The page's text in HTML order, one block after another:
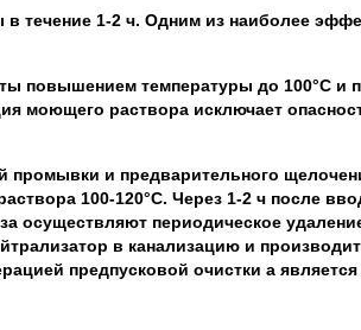
в течение 1-2 ч. Одним из наиболее
повышением температуры до 100°С и
моющего раствора исключает
промывки и предварительного
100-120°С. Через 1-2 ч после
осуществляют периодическое
в канализацию и
предпусковой очистки а